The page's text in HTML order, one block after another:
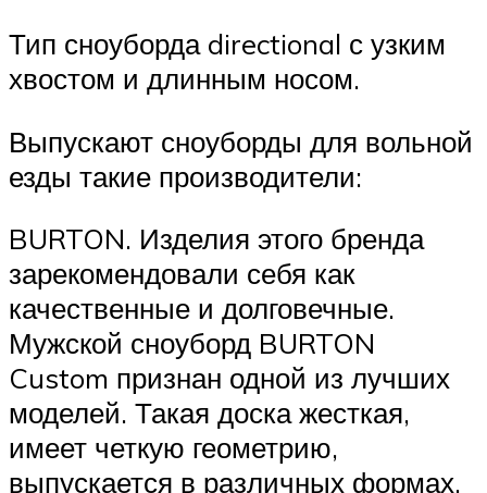
Тип сноуборда directional с узким
хвостом и длинным носом.
Выпускают сноуборды для вольной
езды такие производители:
BURTON. Изделия этого бренда
зарекомендовали себя как
качественные и долговечные.
Мужской сноуборд BURTON
Custom признан одной из лучших
моделей. Такая доска жесткая,
имеет четкую геометрию,
выпускается в различных формах.